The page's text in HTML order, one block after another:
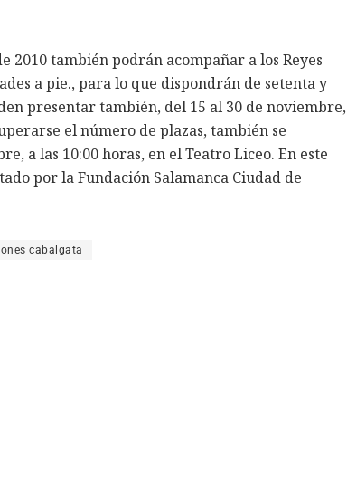
2010 también podrán acompañar a los Reyes
a pie., para lo que dispondrán de setenta y
presentar también, del 15 al 30 de noviembre,
el número de plazas, también se
a las 10:00 horas, en el Teatro Liceo. En este
por la Fundación Salamanca Ciudad de
cabalgata